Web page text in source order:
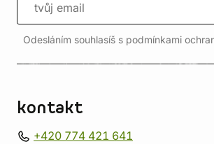
Odesláním souhlasíš s podmínkami
kontakt
+420 774 421 641